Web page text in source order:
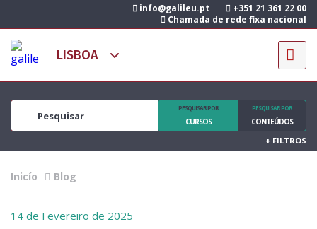
info@galileu.pt
+351 21 361 22 00
Chamada de rede fixa nacional
PESQUISAR POR
CURSOS
PESQUISAR POR
CONTEÚDOS
+ FILTROS
Inicío Blog
14 de Fevereiro de 2025